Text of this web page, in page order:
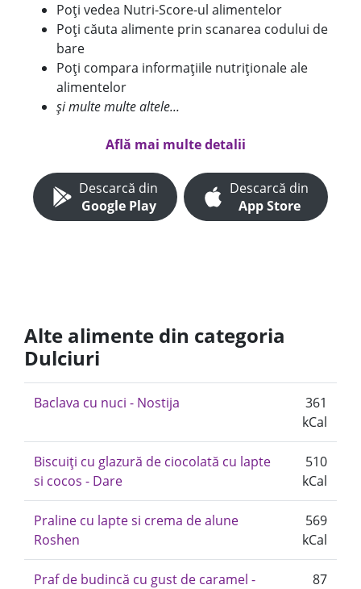
Poți vedea Nutri-Score-ul alimentelor
Poți căuta alimente prin scanarea codului de
bare
Poți compara informațiile nutriționale ale
alimentelor
și multe multe altele...
Află mai multe detalii
Descarcă din
Google Play
Descarcă din
App Store
Alte alimente din categoria
Dulciuri
Baclava cu nuci - Nostija
361
kCal
Biscuiți cu glazură de ciocolată cu lapte
si cocos - Dare
510
kCal
Praline cu lapte si crema de alune
Roshen
569
kCal
Praf de budincă cu gust de caramel -
87